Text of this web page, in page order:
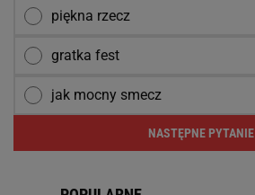
piękna rzecz
gratka fest
jak mocny smecz
NASTĘPNE PYTANIE